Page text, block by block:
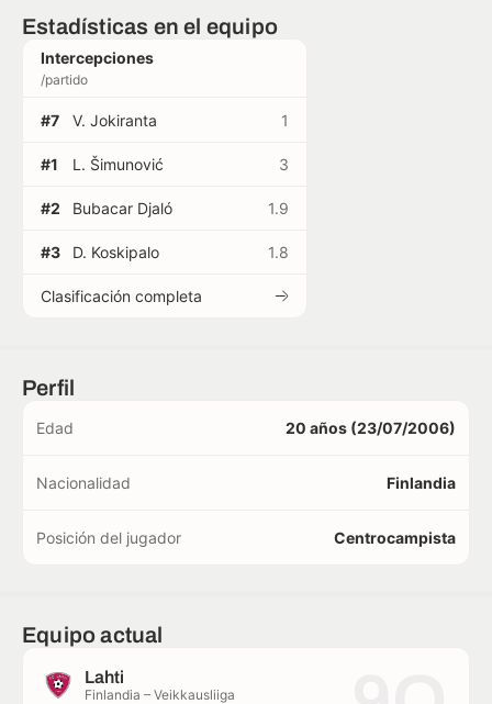
Estadísticas en el equipo
Intercepciones
/partido
#7 V. Jokiranta 1
#1 L. Šimunović 3
#2 Bubacar Djaló 1.9
#3 D. Koskipalo 1.8
Clasificación completa
Perfil
Edad 20 años (23/07/2006)
Nacionalidad Finlandia
Posición del jugador Centrocampista
Equipo actual
Lahti
Finlandia – Veikkausliiga